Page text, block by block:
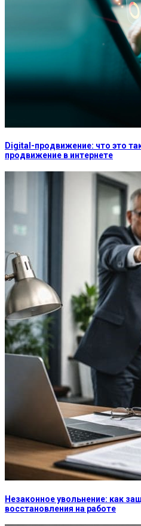
Digital-продвижение: что это
продвижение в интернете
Незаконное увольнение: как
восстановления на работе